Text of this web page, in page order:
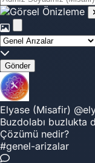
Gönder
Elyase (Misafir)
Buzdolabı buzlukta
Çözümü nedir?
#genel-arizalar